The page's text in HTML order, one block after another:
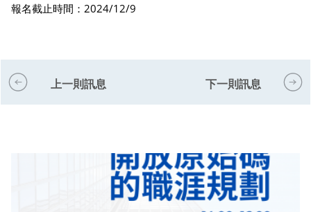
報名截止時間：2024/12/9
上一則訊息 下一則訊息